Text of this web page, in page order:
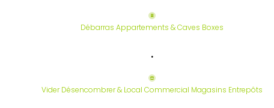
Débarras Appartements & Caves Boxes
.
Vider Désencombrer & Local Commercial Magasins Entrepôts